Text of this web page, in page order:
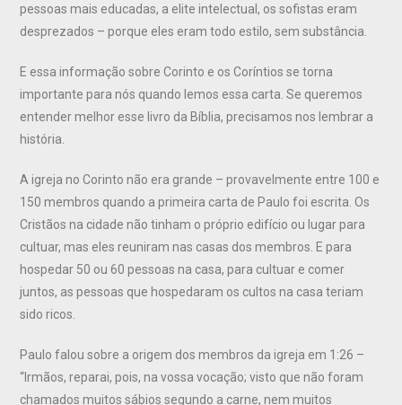
pessoas mais educadas, a elite intelectual, os sofistas eram
desprezados – porque eles eram todo estilo, sem substância.
E essa informação sobre Corinto e os Coríntios se torna
importante para nós quando lemos essa carta. Se queremos
entender melhor esse livro da Bíblia, precisamos nos lembrar a
história.
A igreja no Corinto não era grande – provavelmente entre 100 e
150 membros quando a primeira carta de Paulo foi escrita. Os
Cristãos na cidade não tinham o próprio edifício ou lugar para
cultuar, mas eles reuniram nas casas dos membros. E para
hospedar 50 ou 60 pessoas na casa, para cultuar e comer
juntos, as pessoas que hospedaram os cultos na casa teriam
sido ricos.
Paulo falou sobre a origem dos membros da igreja em 1:26 –
“Irmãos, reparai, pois, na vossa vocação; visto que não foram
chamados muitos sábios segundo a carne, nem muitos